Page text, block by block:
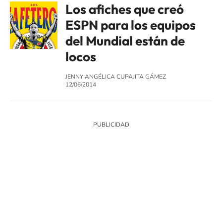
Los afiches que creó
ESPN para los equipos
del Mundial están de
locos
JENNY ANGÉLICA CUPAJITA GÁMEZ
12/06/2014